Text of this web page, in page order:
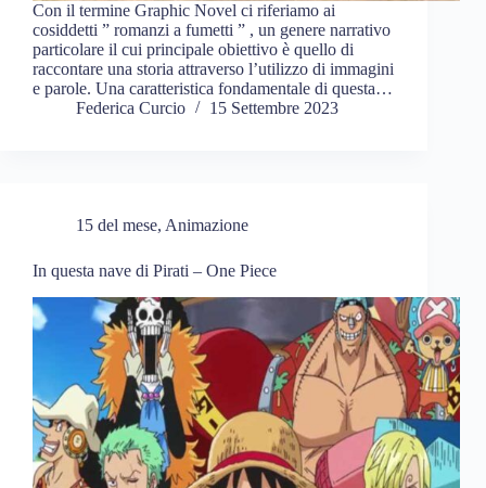
Con il termine Graphic Novel ci riferiamo ai
cosiddetti ” romanzi a fumetti ” , un genere narrativo
particolare il cui principale obiettivo è quello di
raccontare una storia attraverso l’utilizzo di immagini
e parole. Una caratteristica fondamentale di questa…
Federica Curcio
15 Settembre 2023
15 del mese, Animazione
In questa nave di Pirati – One Piece